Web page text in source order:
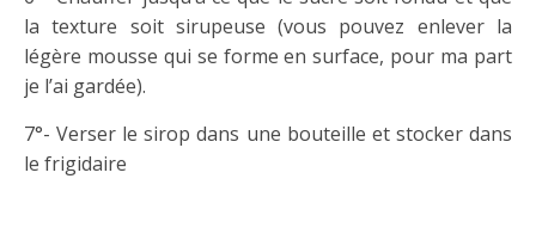
la texture soit sirupeuse (vous pouvez enlever la
légère mousse qui se forme en surface, pour ma part
je l’ai gardée).
7°- Verser le sirop dans une bouteille et stocker dans
le frigidaire